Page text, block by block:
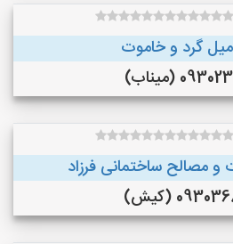
گرد و خاموت
(میناب)
مصالح ساختمانی فرزاد
(کیش)